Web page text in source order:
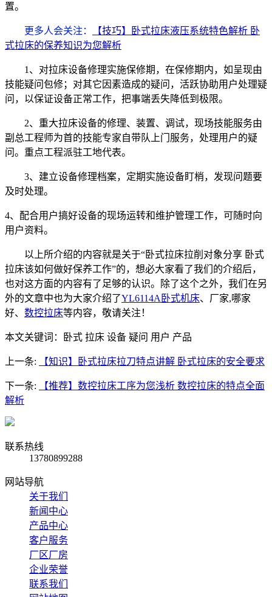
置。
更多人会关注 ：
【技巧】卧式拉床液压系统特色解析 卧
式拉床的保养知识为您解析
1、对拉床设备修理实施保修期，在保修期内，如呈现由
技能疑问包修；对其它因素造成的疑问，活跃协助用户处理疑
问，以保证设备正常工作，把事端丢失降低到极限。
2、重大拉床设备的修理、装置、调试，现场技能服务由
副总工程师为首的技能专家自带队上门服务，处理用户的疑
问。重点工程派驻工地代表。
3、建立设备修理档案，定期实施设备盯梢，发现问题要
及时处理。
4、配合用户搞好设备的现场运转和维护管理工作，可随时向
用户资料。
以上所介绍的内容就是关于“卧式拉床拉削对象分享 卧式
拉床该如何做好保养工作”的，想必大家看了我们的介绍后，
也对这方面的内容有了足够的认识。除了这个之外，我们在另
外的文章中也为大家介绍了YL6114A卧式机床、厂家,哪家
好、 数控拉床等内容，敬请关注！
本文关键词：卧式 拉床 设备 疑问 用户 产品
上一条: 【知识】卧式拉床拉刀特点讲解 卧式拉床的安全要求
下一条:
【推荐】数控拉床工序为您浅析 数控拉床的特点全面
解析
联系热线
13780899288
网站导航
关于我们
新闻中心
产品中心
客户服务
厂区厂房
企业荣誉
联系我们